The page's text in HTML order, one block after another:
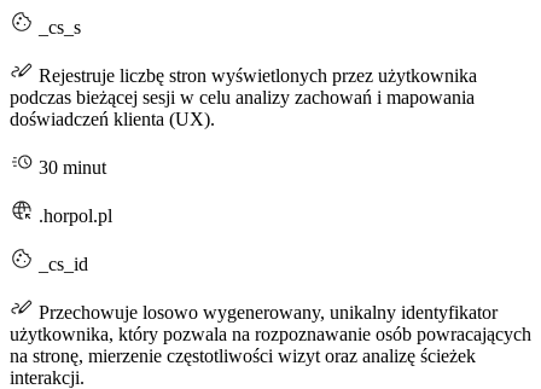
_cs_s
Rejestruje liczbę stron wyświetlonych przez użytkownika
podczas bieżącej sesji w celu analizy zachowań i mapowania
doświadczeń klienta (UX).
30 minut
.horpol.pl
_cs_id
Przechowuje losowo wygenerowany, unikalny identyfikator
użytkownika, który pozwala na rozpoznawanie osób powracających
na stronę, mierzenie częstotliwości wizyt oraz analizę ścieżek
interakcji.